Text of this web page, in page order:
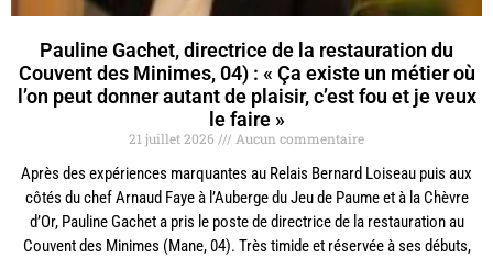
Pauline Gachet, directrice de la restauration du
Couvent des Minimes, 04) : « Ça existe un métier où
l’on peut donner autant de plaisir, c’est fou et je veux
le faire »
21 juillet 2026 Aucun commentaire
Après des expériences marquantes au Relais Bernard Loiseau puis aux
côtés du chef Arnaud Faye à l’Auberge du Jeu de Paume et à la Chèvre
d’Or, Pauline Gachet a pris le poste de directrice de la restauration au
Couvent des Minimes (Mane, 04). Très timide et réservée à ses débuts,